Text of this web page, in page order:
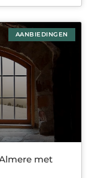
AANBIEDINGEN
met